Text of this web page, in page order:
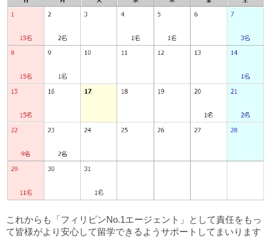
これからも「フィリピンNo.1エージェント」として責任をもっ
て皆様がより安心して留学できるようサポートしてまいります